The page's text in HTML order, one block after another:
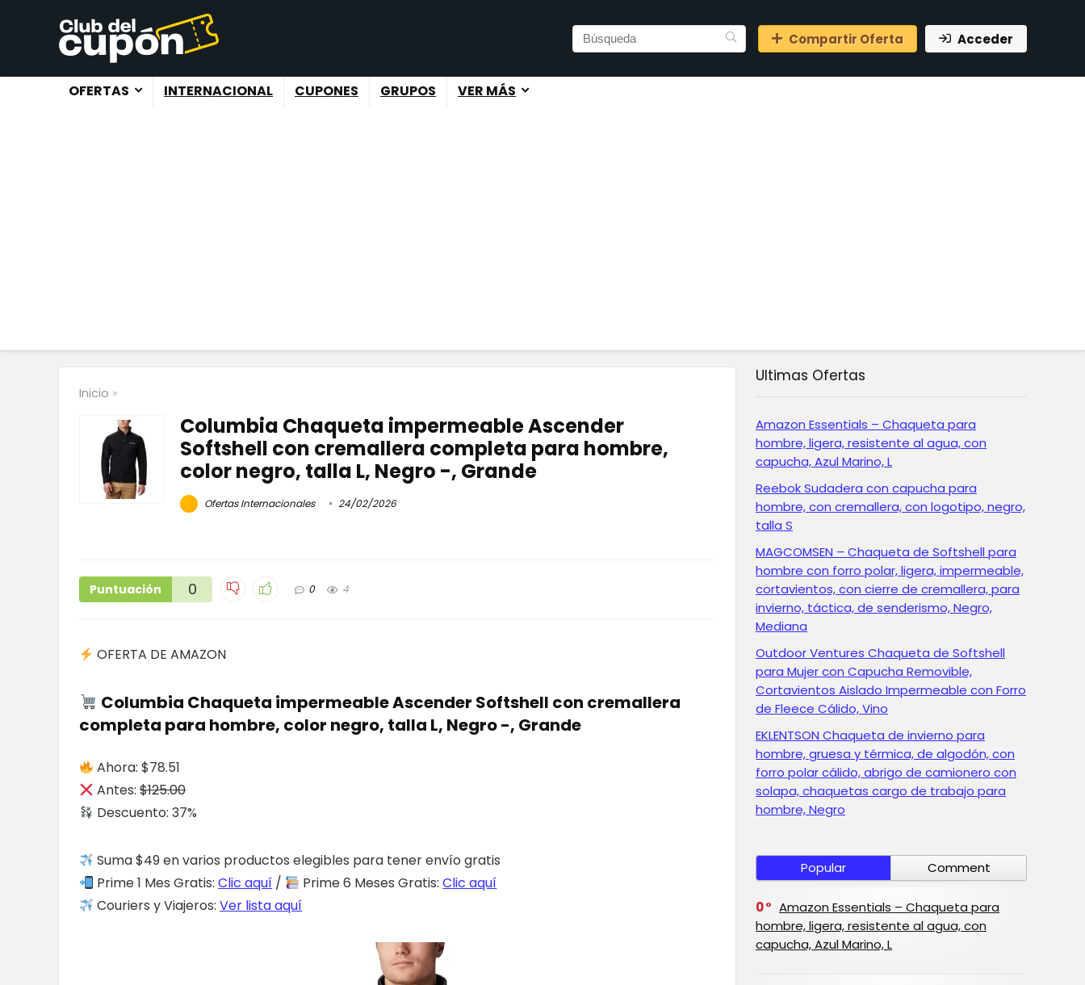
Compartir Oferta Acceder
OFERTAS INTERNACIONAL CUPONES GRUPOS VER MÁS
Inicio »
Columbia Chaqueta impermeable Ascender
Softshell con cremallera completa para hombre,
color negro, talla L, Negro -, Grande
Ofertas Internacionales 24/02/2026
Puntuación 0 0 4
OFERTA DE AMAZON
Columbia Chaqueta impermeable Ascender Softshell con cremallera
completa para hombre, color negro, talla L, Negro -, Grande
Ahora: $78.51
Antes:$125.00
Descuento: 37%
Suma $49 en varios productos elegibles para tener envío gratis
Prime 1 Mes Gratis:Clic aquí / Prime 6 Meses Gratis:Clic aquí
Couriers y Viajeros:Ver lista aquí
Ultimas Ofertas
Amazon Essentials – Chaqueta para
hombre, ligera, resistente al agua, con
capucha, Azul Marino, L
Reebok Sudadera con capucha para
hombre, con cremallera, con logotipo, negro,
talla S
MAGCOMSEN – Chaqueta de Softshell para
hombre con forro polar, ligera, impermeable,
cortavientos, con cierre de cremallera, para
invierno, táctica, de senderismo, Negro,
Mediana
Outdoor Ventures Chaqueta de Softshell
para Mujer con Capucha Removible,
Cortavientos Aislado Impermeable con Forro
de Fleece Cálido, Vino
EKLENTSON Chaqueta de invierno para
hombre, gruesa y térmica, de algodón, con
forro polar cálido, abrigo de camionero con
solapa, chaquetas cargo de trabajo para
hombre, Negro
Popular Comment
0
Amazon Essentials – Chaqueta para
hombre, ligera, resistente al agua, con
capucha, Azul Marino, L